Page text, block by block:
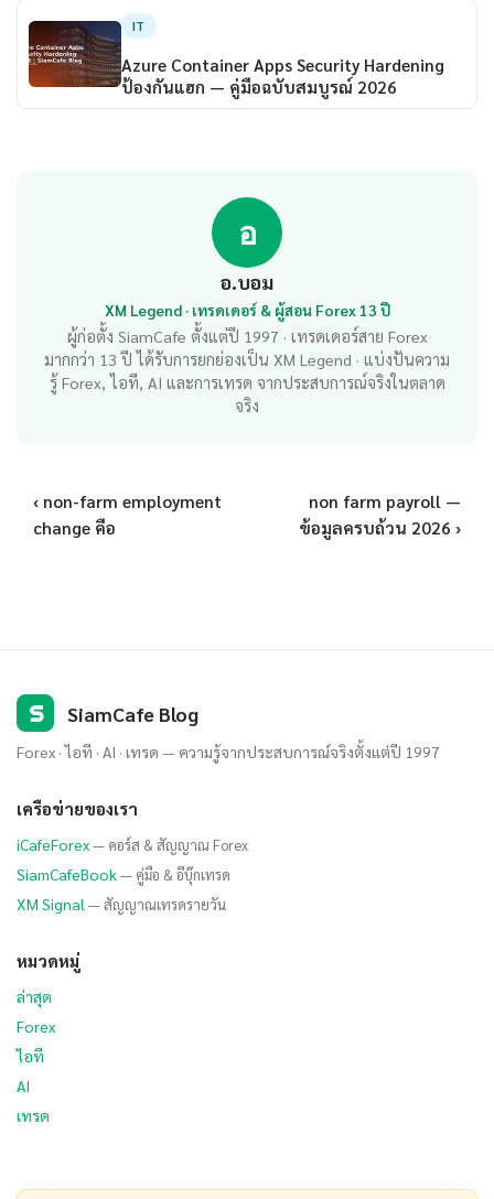
IT
Azure Container Apps Security Hardening
ป้องกันแฮก — คู่มือฉบับสมบูรณ์ 2026
อ
อ.บอม
XM Legend · เทรดเดอร์ & ผู้สอน Forex 13 ปี
ผู้ก่อตั้ง SiamCafe ตั้งแต่ปี 1997 · เทรดเดอร์สาย Forex
มากกว่า 13 ปี ได้รับการยกย่องเป็น XM Legend · แบ่งปันความ
รู้ Forex, ไอที, AI และการเทรด จากประสบการณ์จริงในตลาด
จริง
‹ non-farm employment
change คือ
non farm payroll —
ข้อมูลครบถ้วน 2026 ›
S SiamCafe Blog
Forex · ไอที · AI · เทรด — ความรู้จากประสบการณ์จริงตั้งแต่ปี 1997
เครือข่ายของเรา
iCafeForex— คอร์ส & สัญญาณ Forex
SiamCafeBook— คู่มือ & อีบุ๊กเทรด
XM Signal — สัญญาณเทรดรายวัน
หมวดหมู่
ล่าสุด
Forex
ไอที
AI
เทรด